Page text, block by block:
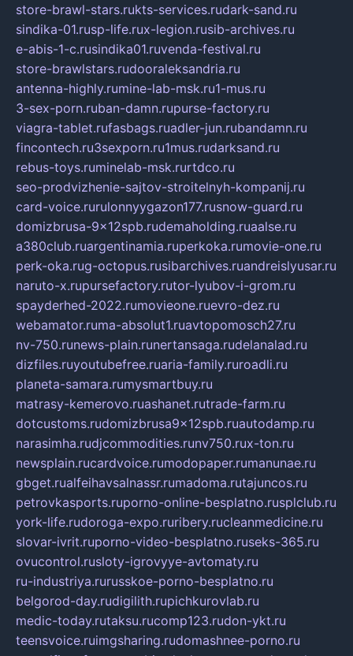
store-brawl-stars.rukts-services.rudark-sand.ru
sindika-01.rusp-life.rux-legion.rusib-archives.ru
e-abis-1-c.rusindika01.ruvenda-festival.ru
store-brawlstars.rudooraleksandria.ru
antenna-highly.rumine-lab-msk.ru1-mus.ru
3-sex-porn.ruban-damn.rupurse-factory.ru
viagra-tablet.rufasbags.ruadler-jun.rubandamn.ru
fincontech.ru3sexporn.ru1mus.rudarksand.ru
rebus-toys.ruminelab-msk.rurtdco.ru
seo-prodvizhenie-sajtov-stroitelnyh-kompanij.ru
card-voice.rurulonnyygazon177.rusnow-guard.ru
domizbrusa-9x12spb.rudemaholding.ruaalse.ru
a380club.ruargentinamia.ruperkoka.rumovie-one.ru
perk-oka.rug-octopus.rusibarchives.ruandreislyusar.ru
naruto-x.rupursefactory.rutor-lyubov-i-grom.ru
spayderhed-2022.rumovieone.ruevro-dez.ru
webamator.ruma-absolut1.ruavtopomosch27.ru
nv-750.runews-plain.runertansaga.rudelanalad.ru
dizfiles.ruyoutubefree.ruaria-family.ruroadli.ru
planeta-samara.rumysmartbuy.ru
matrasy-kemerovo.ruashanet.rutrade-farm.ru
dotcustoms.rudomizbrusa9x12spb.ruautodamp.ru
narasimha.rudjcommodities.runv750.rux-ton.ru
newsplain.rucardvoice.rumodopaper.rumanunae.ru
gbget.rualfeihavsalnassr.rumadoma.rutajuncos.ru
petrovkasports.ruporno-online-besplatno.rusplclub.ru
york-life.rudoroga-expo.ruribery.rucleanmedicine.ru
slovar-ivrit.ruporno-video-besplatno.ruseks-365.ru
ovucontrol.rusloty-igrovyye-avtomaty.ru
ru-industriya.rurusskoe-porno-besplatno.ru
belgorod-day.rudigilith.rupichkurovlab.ru
medic-today.rutaksu.rucomp123.rudon-ykt.ru
teensvoice.ruimgsharing.rudomashnee-porno.ru